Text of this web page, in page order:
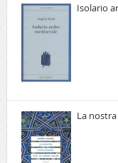
Isolario
La